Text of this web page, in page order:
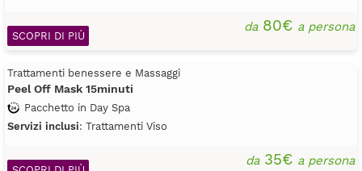
da80€ a persona
SCOPRI DI PIÙ
Trattamenti benessere e Massaggi
Peel Off Mask 15minuti
Pacchetto in Day Spa
Servizi inclusi: Trattamenti Viso
da35€ a persona